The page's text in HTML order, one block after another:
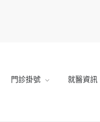
門診掛號 就醫資訊